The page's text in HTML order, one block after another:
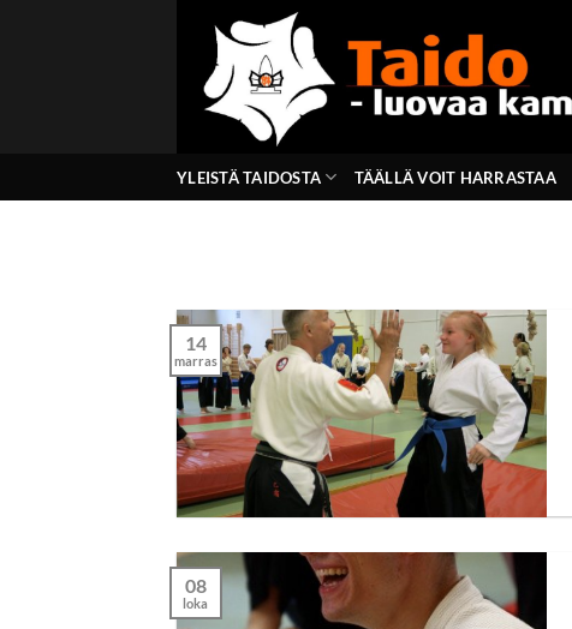
YLEISTÄ TAIDOSTA TÄÄLLÄ VOIT HARRASTAA
14
marras
08
loka